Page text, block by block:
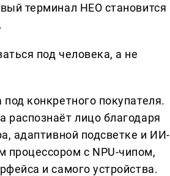
терминал НЕО становится
под человека, а не
конкретного покупателя.
лицо благодаря
адаптивной подсветке и ИИ-
с NPU-чипом,
и самого устройства.